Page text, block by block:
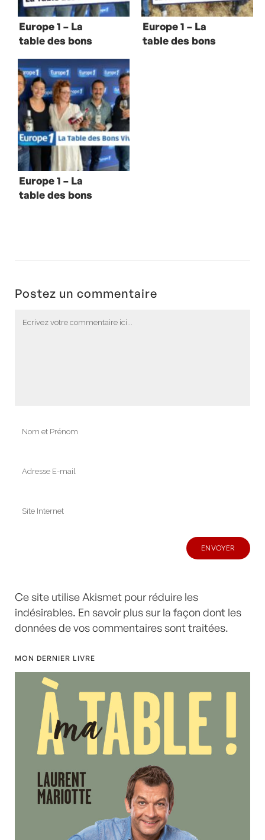
Europe 1 – La
table des bons
Jamy Gourmaud
Europe 1 – La
table des bons
Europe 1 – La
table des bons
Postez un commentaire
Ce site utilise Akismet pour réduire les
indésirables. En savoir plus sur la façon dont les
données de vos commentaires sont traitées.
MON DERNIER LIVRE